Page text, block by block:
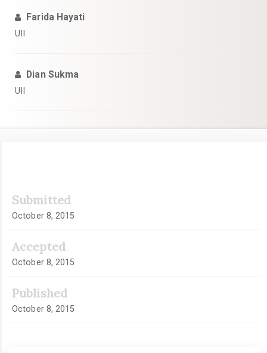
Farida Hayati
UII
Dian Sukma
UII
Sidebar
Submitted
October 8, 2015
Accepted
October 8, 2015
Published
October 8, 2015